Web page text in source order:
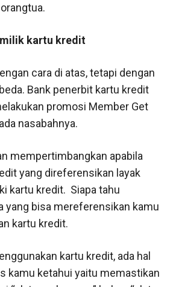
kartu kredit
cara di atas, tetapi dengan
Bank penerbit kartu kredit
promosi Member Get
nasabahnya.
mempertimbangkan apabila
yang direferensikan layak
kartu kredit. Siapa tahu
yang bisa mereferensikan kamu
kartu kredit.
kartu kredit, ada hal
kamu ketahui yaitu memastikan